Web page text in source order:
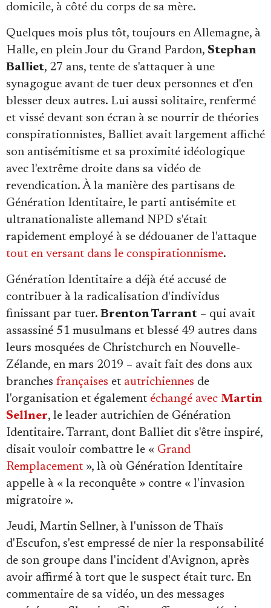
domicile, à côté du corps de sa mère.
Quelques mois plus tôt, toujours en Allemagne, à
Halle, en plein Jour du Grand Pardon, Stephan
Balliet, 27 ans, tente de s'attaquer à une
synagogue avant de tuer deux personnes et d'en
blesser deux autres. Lui aussi solitaire, renfermé
et vissé devant son écran à se nourrir de théories
conspirationnistes, Balliet avait largement affiché
son antisémitisme et sa proximité idéologique
avec l'extrême droite dans sa vidéo de
revendication. À la manière des partisans de
Génération Identitaire, le parti antisémite et
ultranationaliste allemand NPD s'était
rapidement employé à se dédouaner de l'attaque
tout en versant dans le conspirationnisme.
Génération Identitaire a déjà été accusé de
contribuer à la radicalisation d'individus
finissant par tuer. Brenton Tarrant – qui avait
assassiné 51 musulmans et blessé 49 autres dans
leurs mosquées de Christchurch en Nouvelle-
Zélande, en mars 2019 – avait fait des dons aux
branches françaises et autrichiennes de
l'organisation et également échangé avec Martin
Sellner, le leader autrichien de Génération
Identitaire. Tarrant, dont Balliet dit s'être inspiré,
disait vouloir combattre le « Grand
Remplacement », là où Génération Identitaire
appelle à « la reconquête » contre « l'invasion
migratoire ».
Jeudi, Martin Sellner, à l'unisson de Thaïs
d'Escufon, s'est empressé de nier la responsabilité
de son groupe dans l'incident d'Avignon, après
avoir affirmé à tort que le suspect était turc. En
commentaire de sa vidéo, un des messages